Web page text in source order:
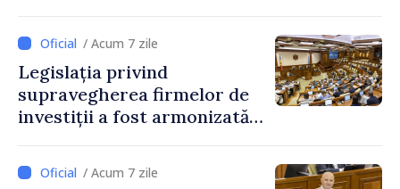
/ Acum 7 zile
Legislația privind
supravegherea firmelor de
investiții a fost armonizată
/ Acum 7 zile